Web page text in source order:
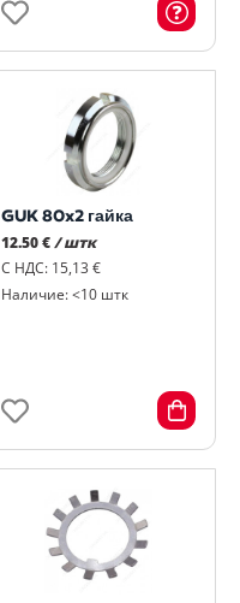
GUK 80x2 гайка
12.50 € / штк
С НДС: 15,13 €
Наличие: <10 штк